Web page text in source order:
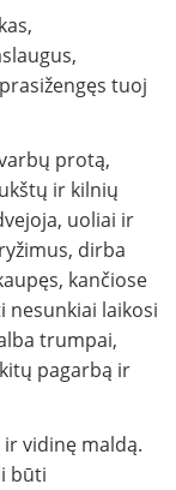
tuoj
protą,
ir kilnių
uoliai ir
dirba
kančiose
nesunkiai laikosi
trumpai,
pagarbą ir
vidinę maldą.
būti